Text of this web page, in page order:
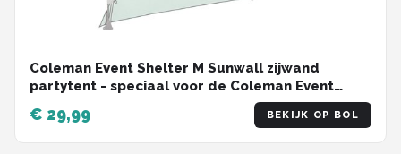
Coleman Event Shelter M Sunwall zijwand
partytent - speciaal voor de Coleman Event
Shelter M - zijwanden met deur - met 2 PVC
ramen voor extra licht - bescherming tegen
wind, zon en regen - zijwand partytent voor
€ 29,99 BEKIJK OP BOL